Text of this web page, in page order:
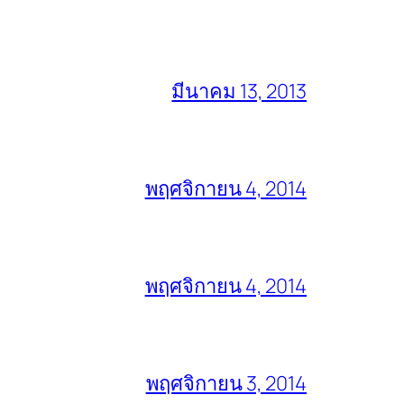
มีนาคม 13, 2013
พฤศจิกายน 4, 2014
พฤศจิกายน 4, 2014
พฤศจิกายน 3, 2014